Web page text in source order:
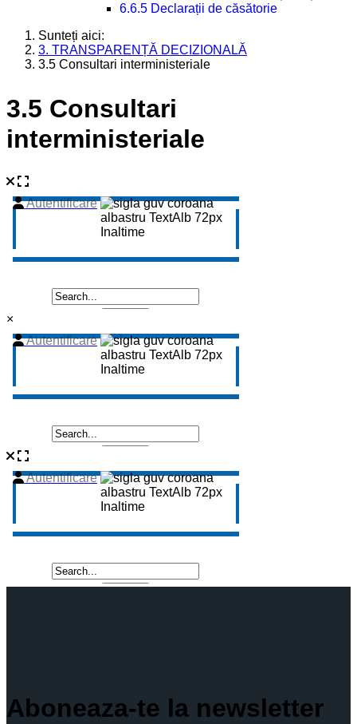
6.6.5 Declarații de căsătorie
Sunteți aici:
3. TRANSPARENȚĂ DECIZIONALĂ
3.5 Consultari interministeriale
3.5 Consultari
interministeriale
×
Aboneaza-te la newsletter